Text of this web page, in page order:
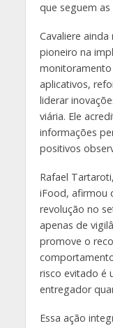
que seguem
Cavaliere
pioneiro na
aplicativos,
liderar
viária. Ele
informações
positivos
Rafael
iFood, afirmou
revolução no
apenas de
promove o
risco evitado é
entregador
Essa ação